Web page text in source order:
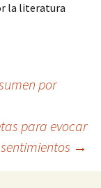
la literatura
por
para evocar
sentimientos →